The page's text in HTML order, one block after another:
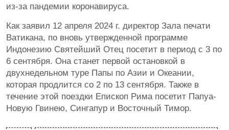
из-за пандемии коронавируса.
Как заявил 12 апреля 2024 г. директор Зала печати
Ватикана, по вновь утвержденной программе
Индонезию Святейший Отец посетит в период с 3 по
6 сентября. Она станет первой остановкой в
двухнедельном туре Папы по Азии и Океании,
которая продлится со 2 по 13 сентября. Также в
течение этой поездки Епископ Рима посетит Папуа-
Новую Гвинею, Сингапур и Восточный Тимор.